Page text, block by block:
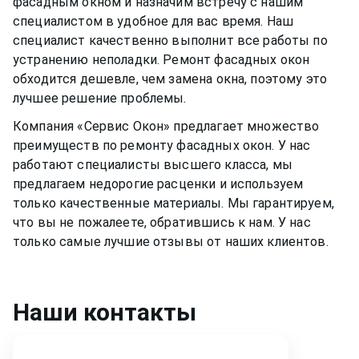
специалистом в удобное для вас время. Наш
специалист качественно выполнит все работы по
устранению неполадки. Ремонтфасадных окон
обходится дешевле, чем замена окна, поэтому это
лучшее решение проблемы.
Компания «Сервис Окон» предлагает множество
преимуществ по ремонту фасадных окон. У нас
работают специалисты высшего класса, мы
предлагаем недорогие расценки и используем
только качественные материалы. Мы гарантируем,
что вы не пожалеете, обратившись к нам. У нас
только самые лучшие отзывы от наших клиентов.
Наши контакты